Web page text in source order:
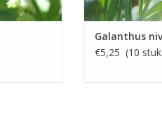
Galanthus
€5,25 (10